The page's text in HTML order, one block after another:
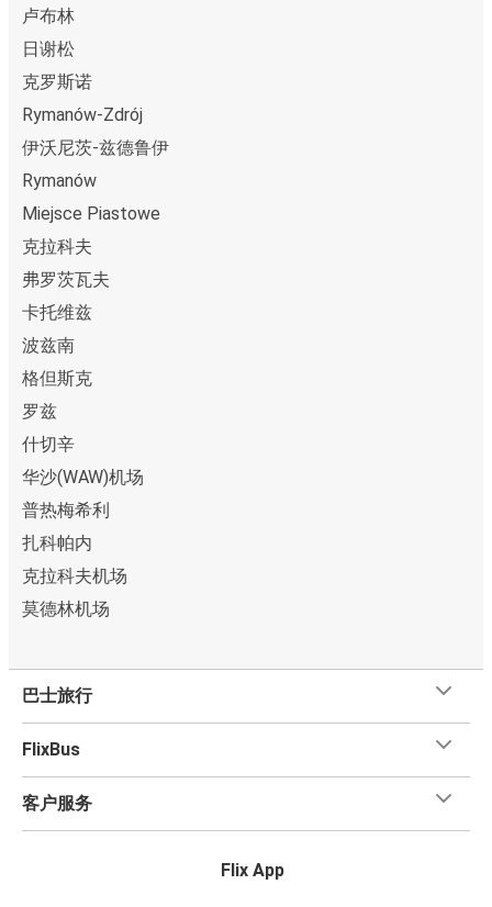
卢布林
日谢松
克罗斯诺
Rymanów-Zdrój
伊沃尼茨-兹德鲁伊
Rymanów
Miejsce Piastowe
克拉科夫
弗罗茨瓦夫
卡托维兹
波兹南
格但斯克
罗兹
什切辛
华沙(WAW)机场
普热梅希利
扎科帕内
克拉科夫机场
莫德林机场
巴士旅行
FlixBus
客户服务
Flix App